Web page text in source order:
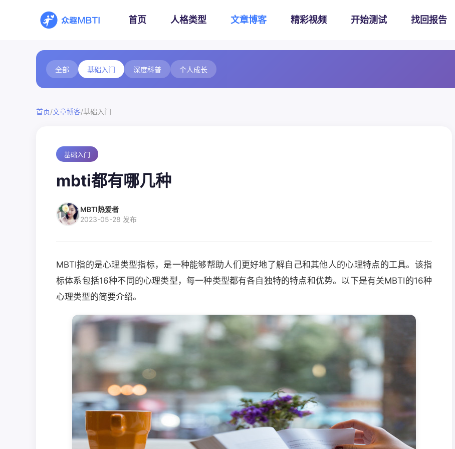
首页 人格类型 文章博客 精彩视频 开始测试 找回报告
全部 基础入门 深度科普 个人成长
首页/文章博客/基础入门
基础入门
mbti都有哪几种
MBTI热爱者
2023-05-28 发布
MBTI指的是心理类型指标，是一种能够帮助人们更好地了解自己和其他人的心理特点的工具。该指
标体系包括16种不同的心理类型，每一种类型都有各自独特的特点和优势。以下是有关MBTI的16种
心理类型的简要介绍。